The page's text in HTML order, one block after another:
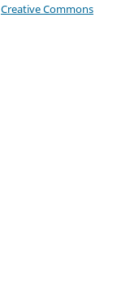
Creative Commons